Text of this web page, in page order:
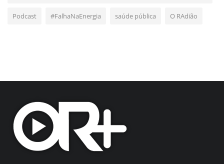
Podcast #FalhaNaEnergia saúde pública O RAdião